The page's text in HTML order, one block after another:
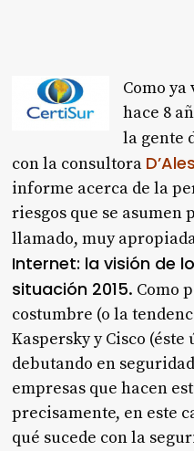
Como ya
hace 8
la gente
con la consultora
informe acerca de la
riesgos que se
llamado, muy
Internet: la visión de
situación 2015. Como
costumbre (o la
Kaspersky y Cisco
debutando en
empresas que hacen
precisamente, en este
qué sucede con la